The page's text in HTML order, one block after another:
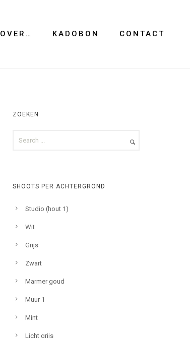
OVER… KADOBON CONTACT
ZOEKEN
SHOOTS PER ACHTERGROND
Studio (hout 1)
Wit
Grijs
Zwart
Marmer goud
Muur 1
Mint
Licht grijs